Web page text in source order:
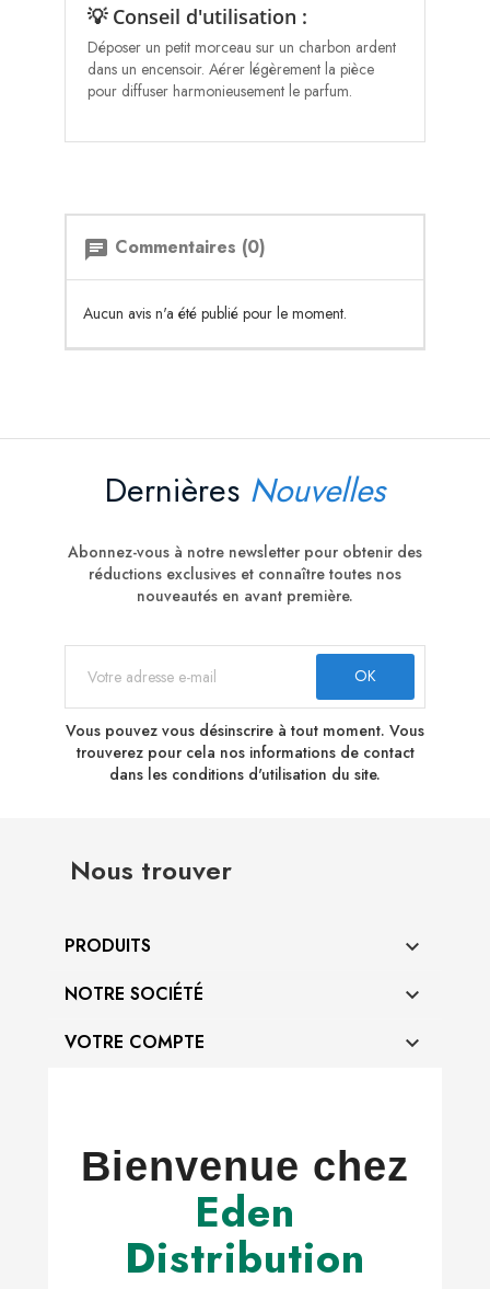
💡 Conseil d'utilisation :
Déposer un petit morceau sur un charbon ardent
dans un encensoir. Aérer légèrement la pièce
pour diffuser harmonieusement le parfum.
chat Commentaires (0)
Aucun avis n'a été publié pour le moment.
Dernières Nouvelles
Abonnez-vous à notre newsletter pour obtenir des
réductions exclusives et connaître toutes nos
nouveautés en avant première.
Vous pouvez vous désinscrire à tout moment. Vous
trouverez pour cela nos informations de contact
dans les conditions d'utilisation du site.
Nous trouver
PRODUITS 
NOTRE SOCIÉTÉ 
VOTRE COMPTE 
Bienvenue chez
Eden
Distribution